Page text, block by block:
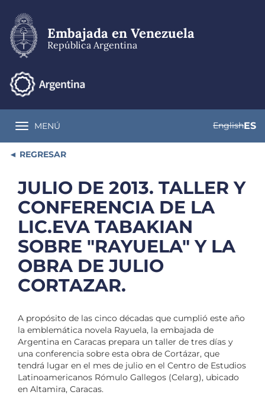
contenido
principal
Embajada en Venezuela
República Argentina
Toggle navigation
MENÚ EnglishES
REGRESAR
JULIO DE 2013. TALLER Y
CONFERENCIA DE LA
LIC.EVA TABAKIAN
SOBRE "RAYUELA" Y LA
OBRA DE JULIO
CORTAZAR.
A propósito de las cinco décadas que cumplió este año
la emblemática novela Rayuela, la embajada de
Argentina en Caracas prepara un taller de tres días y
una conferencia sobre esta obra de Cortázar, que
tendrá lugar en el mes de julio en el Centro de Estudios
Latinoamericanos Rómulo Gallegos (Celarg), ubicado
en Altamira, Caracas.